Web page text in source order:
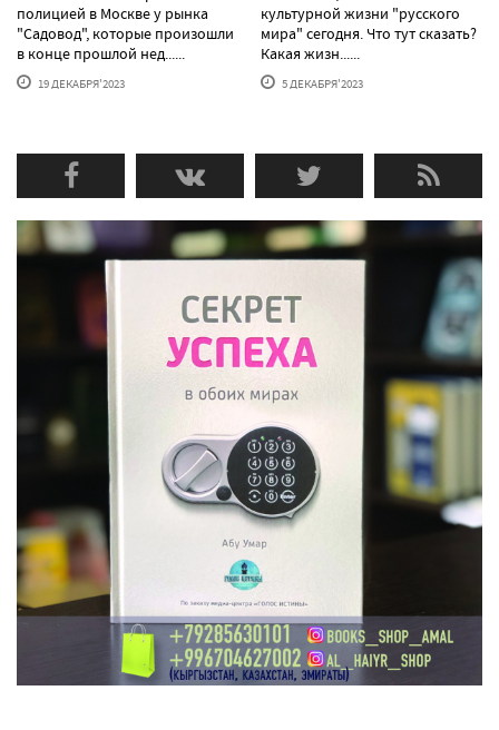
полицией в Москве у рынка
"Садовод", которые произошли
в конце прошлой нед......
19 ДЕКАБРЯ'2023
культурной жизни "русского
мира" сегодня. Что тут сказать?
Какая жизн......
5 ДЕКАБРЯ'2023